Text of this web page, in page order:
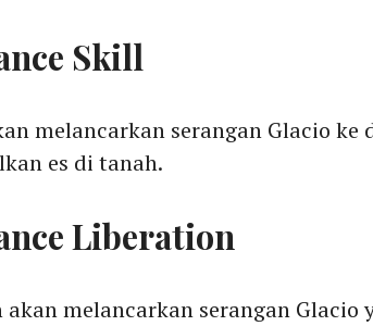
Skill
melancarkan serangan Glacio ke
es di tanah.
Liberation
melancarkan serangan Glacio